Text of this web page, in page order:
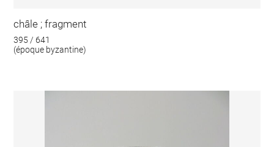
châle ; fragment
395 / 641
(époque byzantine)